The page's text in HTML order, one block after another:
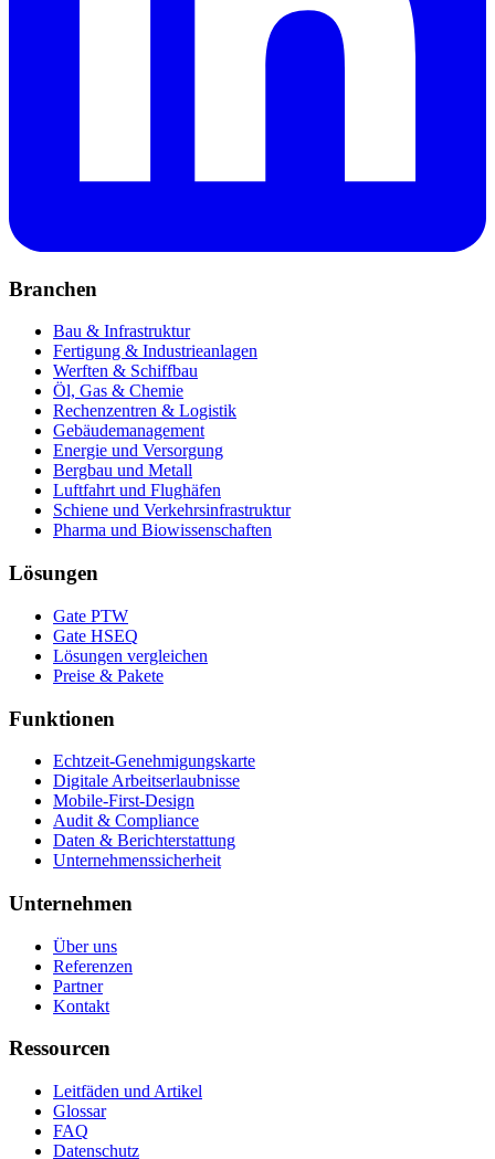
Branchen
Bau & Infrastruktur
Fertigung & Industrieanlagen
Werften & Schiffbau
Öl, Gas & Chemie
Rechenzentren & Logistik
Gebäudemanagement
Energie und Versorgung
Bergbau und Metall
Luftfahrt und Flughäfen
Schiene und Verkehrsinfrastruktur
Pharma und Biowissenschaften
Lösungen
Gate PTW
Gate HSEQ
Lösungen vergleichen
Preise & Pakete
Funktionen
Echtzeit-Genehmigungskarte
Digitale Arbeitserlaubnisse
Mobile-First-Design
Audit & Compliance
Daten & Berichterstattung
Unternehmenssicherheit
Unternehmen
Über uns
Referenzen
Partner
Kontakt
Ressourcen
Leitfäden und Artikel
Glossar
FAQ
Datenschutz